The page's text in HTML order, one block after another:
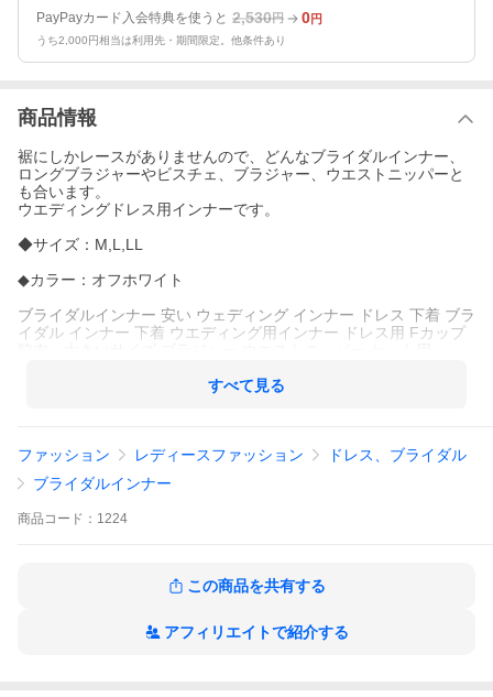
PayPayカード入会特典を使うと 2,530円 0円
うち2,000円相当は利用先・期間限定。他条件あり
商品情報
裾にしかレースがありませんので、どんなブライダルインナー、
ロングブラジャーやビスチェ、ブラジャー、ウエストニッパーと
も合います。
ウエディングドレス用インナーです。
◆サイズ：M,L,LL
◆カラー：オフホワイト
ブライダルインナー 安い ウェディング インナー ドレス 下着 ブラ
イダル インナー 下着 ウエディング用インナー ドレス用 Fカップ
すべて見る
ファッション レディースファッション
ドレス、ブライダル
ブライダルインナー
商品 コード： 1224
この商品を共有する
アフィリエイトで紹介する